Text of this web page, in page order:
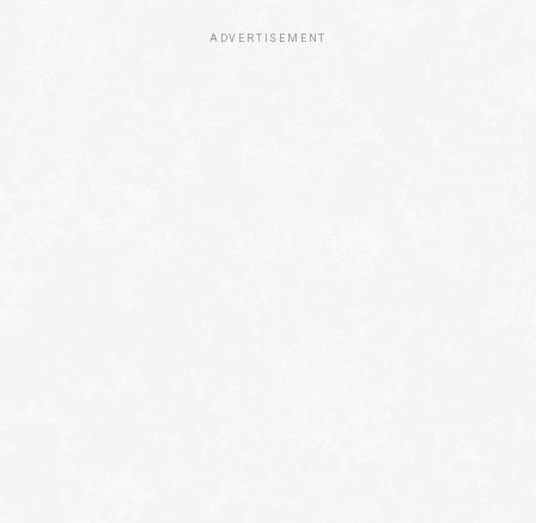
ADVERTISEMENT